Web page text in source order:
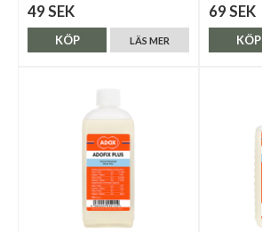
49 SEK
LÄS MER
KÖP
69 SEK
KÖP